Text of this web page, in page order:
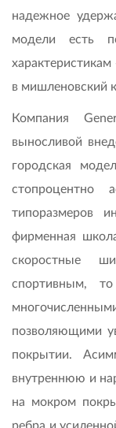
надежное
модели есть
в мишленовский
Компания
выносливой
городская
типоразмеров
фирменная
скоростные
спортивным,
позволяющими
покрытии.
внутреннюю и
на мокром